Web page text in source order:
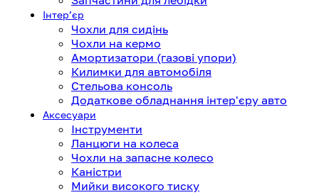
Інтерʼєр
Чохли для сидінь
Чохли на кермо
Амортизатори (газові упори)
Килимки для автомобіля
Стельова консоль
Додаткове обладнання інтер'єру авто
Аксесуари
Інструменти
Ланцюги на колеса
Чохли на запасне колесо
Каністри
Мийки високого тиску